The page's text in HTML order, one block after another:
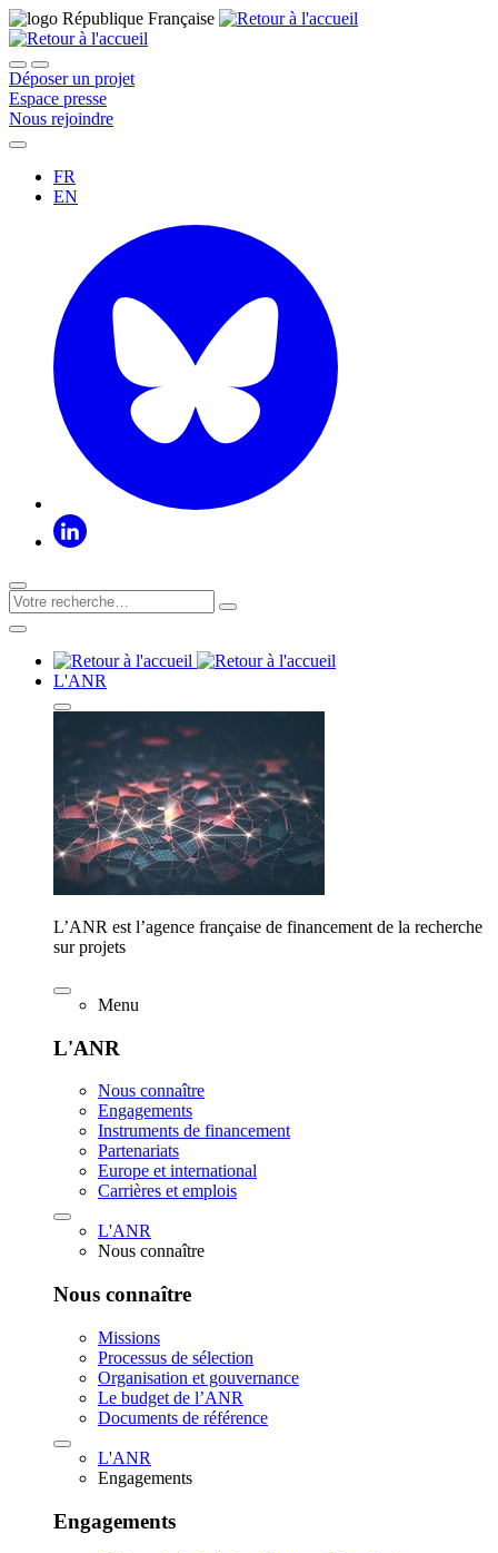
Déposer un projet
Espace presse
Nous rejoindre
FR
EN
L'ANR
L’ANR est l’agence française de financement de la recherche
sur projets
Menu
L'ANR
Nous connaître
Engagements
Instruments de financement
Partenariats
Europe et international
Carrières et emplois
L'ANR
Nous connaître
Nous connaître
Missions
Processus de sélection
Organisation et gouvernance
Le budget de l’ANR
Documents de référence
L'ANR
Engagements
Engagements